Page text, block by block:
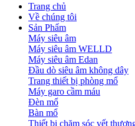
Trang chủ
Về chúng tôi
Sản Phẩm
Máy siêu âm
Máy siêu âm WELLD
Máy siêu âm Edan
Đầu dò siêu âm không dây
Trang thiết bị phòng mổ
Máy garo cầm máu
Đèn mổ
Bàn mổ
Thiết bị chăm sóc vết